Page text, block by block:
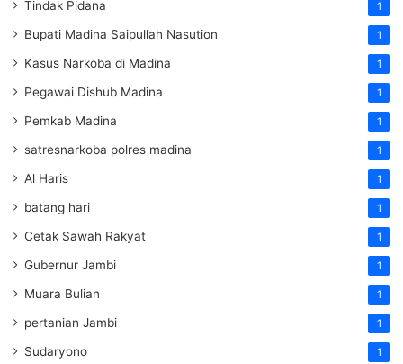
Tindak Pidana 1
Bupati Madina Saipullah Nasution 1
Kasus Narkoba di Madina 1
Pegawai Dishub Madina 1
Pemkab Madina 1
satresnarkoba polres madina 1
Al Haris 1
batang hari 1
Cetak Sawah Rakyat 1
Gubernur Jambi 1
Muara Bulian 1
pertanian Jambi 1
Sudaryono 1